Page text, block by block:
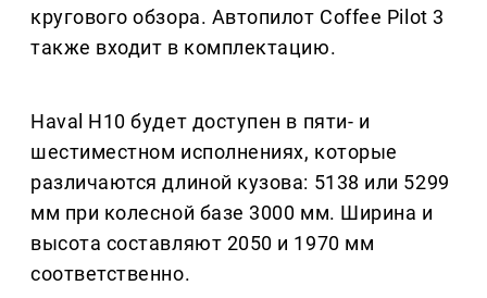
кругового обзора. Автопилот Coffee Pilot 3
также входит в комплектацию.
Haval H10 будет доступен в пяти- и
шестиместном исполнениях, которые
различаются длиной кузова: 5138 или 5299
мм при колесной базе 3000 мм. Ширина и
высота составляют 2050 и 1970 мм
соответственно.